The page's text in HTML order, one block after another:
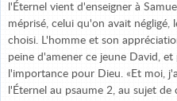
l'Éternel vient d'enseigner à
méprisé, celui qu'on avait négligé,
choisi. L'homme et son
peine d'amener ce jeune David,
l'importance pour Dieu. «Et moi,
l'Éternel au psaume 2, au sujet